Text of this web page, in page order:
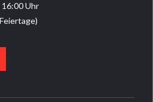
Uhr